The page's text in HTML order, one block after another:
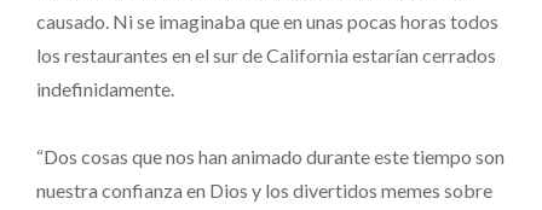
causado. Ni se imaginaba que en unas pocas horas todos
los restaurantes en el sur de California estarían cerrados
indefinidamente.
“Dos cosas que nos han animado durante este tiempo son
nuestra confianza en Dios y los divertidos memes sobre